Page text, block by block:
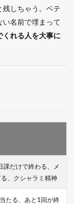
残しちゃう。ベテ
名前で埋まって
くれる人を大事に
課だけで終わる、メ
、クシャラミ精神
たる、あと1回が終